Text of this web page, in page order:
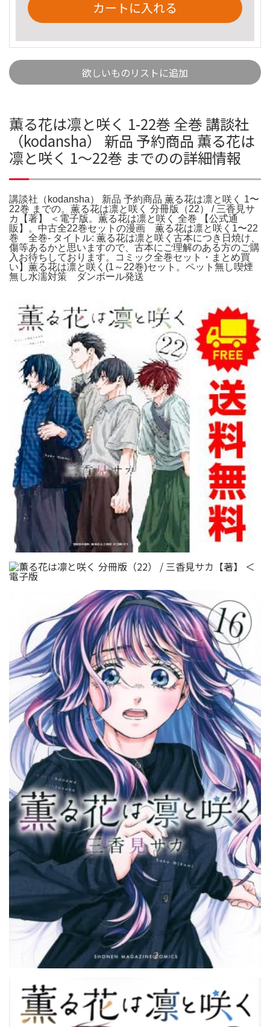
カートに入れる
欲しいものリストに追加
薫る花は凛と咲く 1-22巻 全巻 講談社
（kodansha） 新品 予約商品 薫る花は
凛と咲く 1〜22巻 までのの詳細情報
講談社（kodansha） 新品 予約商品 薫る花は凛と咲く 1〜
22巻 までの。薫る花は凛と咲く 分冊版（22） / 三香見サ
カ【著】 ＜電子版。薫る花は凛と咲く 全巻 【公式通
販】。中古全22巻セットの漫画 薫る花は凛と咲く1〜22
巻 全巻- タイトル: 薫る花は凛と咲く古本につき日焼け、
傷等あるかと思いますので、古本にご理解のある方のご購
入お待ちしております。コミック全巻セット・まとめ買
い】薫る花は凛と咲く(1～22巻)セット。ペット無し喫煙
無し水濡対策 ダンボール発送